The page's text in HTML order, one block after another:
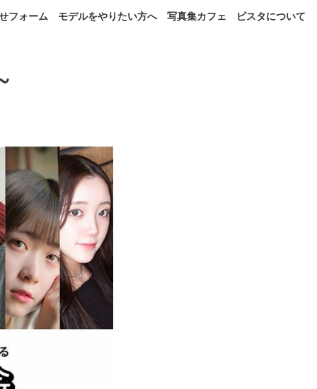
フォーム モデルをやりたい方へ 写真集カフェ ピスタについて